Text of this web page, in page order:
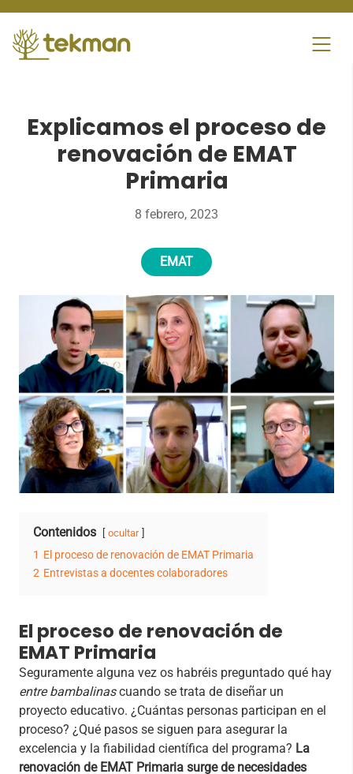
content
Explicamos el proceso de
renovación de EMAT
Primaria
8 febrero, 2023
EMAT
Contenidos ocultar
1 El proceso de renovación de EMAT Primaria
2 Entrevistas a docentes colaboradores
El proceso de renovación de
EMAT Primaria
Seguramente alguna vez os habréis preguntado qué hay
entre bambalinascuando se trata de diseñar un
proyecto educativo. ¿Cuántas personas participan en el
proceso? ¿Qué pasos se siguen para asegurar la
excelencia y la fiabilidad científica del programa? La
renovación de EMAT Primaria surge de necesidades